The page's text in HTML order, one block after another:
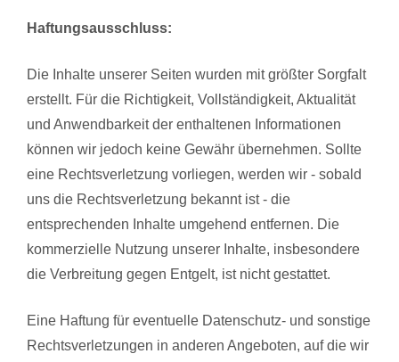
Haftungsausschluss:
Die Inhalte unserer Seiten wurden mit größter Sorgfalt
erstellt. Für die Richtigkeit, Vollständigkeit, Aktualität
und Anwendbarkeit der enthaltenen Informationen
können wir jedoch keine Gewähr übernehmen. Sollte
eine Rechtsverletzung vorliegen, werden wir - sobald
uns die Rechtsverletzung bekannt ist - die
entsprechenden Inhalte umgehend entfernen. Die
kommerzielle Nutzung unserer Inhalte, insbesondere
die Verbreitung gegen Entgelt, ist nicht gestattet.
Eine Haftung für eventuelle Datenschutz- und sonstige
Rechtsverletzungen in anderen Angeboten, auf die wir